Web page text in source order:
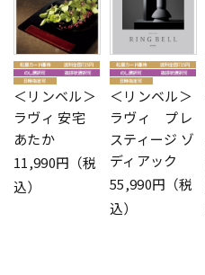
＜リンベル＞
ラヴィ 安宅
あたか
11,990円（税
込）
＜リンベル＞
ラヴィ プレ
スティージ ゾ
ディアック
55,990円（税
込）